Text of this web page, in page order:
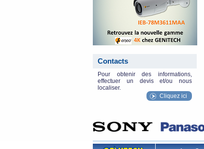
Contacts
Pour obtenir des informations,
effectuer un devis et/ou nous
localiser.
Cliquez ici